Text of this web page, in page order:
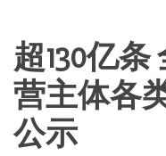
超130亿条
营主体各
公示